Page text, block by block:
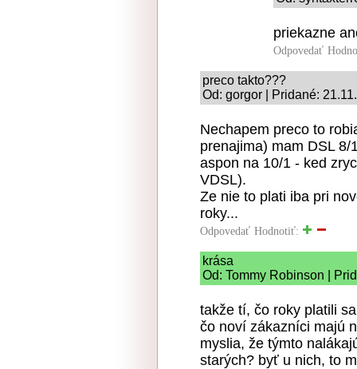
priekazne
Odpovedať
preco takto???
Od: gorgor | Pridané:
Nechapem preco to
prenajima) mam DSL
aspon na 10/1 - ked
VDSL).
Ze nie to plati iba pri
roky...
Odpovedať Hodnotiť:
krása
Od: Tommy Robinson |
takže tí, čo roky platili
čo noví zákazníci majú
myslia, že týmto
starých? byť u nich, to